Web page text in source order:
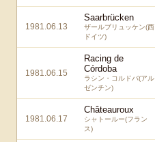
1981.06.13
Saarbrücken
ザールブリュッケン(西
ドイツ)
1981.06.15
Racing de
Córdoba
ラシン・コルドバ(アル
ゼンチン)
1981.06.17
Châteauroux
シャトールー(フラン
ス)